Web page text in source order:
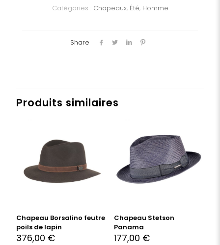
Catégories : Chapeaux, Été, Homme
Share
Produits similaires
Chapeau Borsalino feutre
poils de lapin
376,00 €
Chapeau Stetson
Panama
177,00 €